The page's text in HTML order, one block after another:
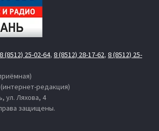
8 (8512) 25-02-64, 8 (8512) 28-17-62, 8 (8512) 25-
(интернет-редакция)
ул. Ляхова, 4
защищены.